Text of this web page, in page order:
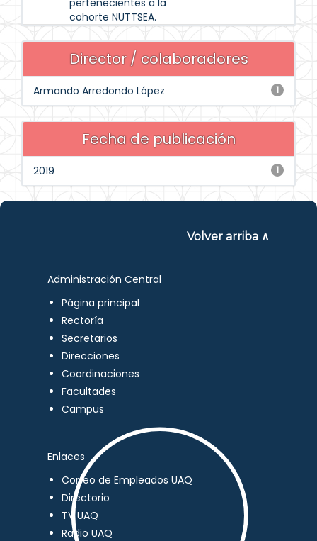
pertenecientes a la
cohorte NUTTSEA.
Director / colaboradores
1
Armando Arredondo López
Fecha de publicación
1
2019
Volver arriba ∧
Administración Central
Página principal
Rectoría
Secretarios
Direcciones
Coordinaciones
Facultades
Campus
Enlaces
Correo de Empleados UAQ
Directorio
TV UAQ
Radio UAQ